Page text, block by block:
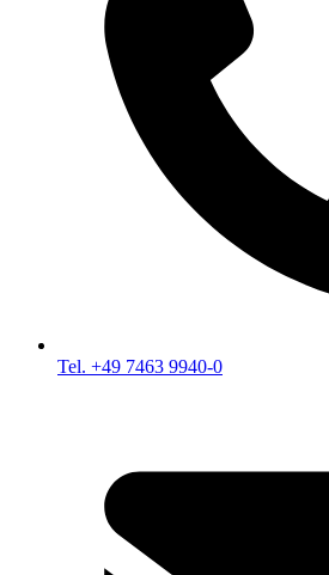
Tel. +49 7463 9940-0